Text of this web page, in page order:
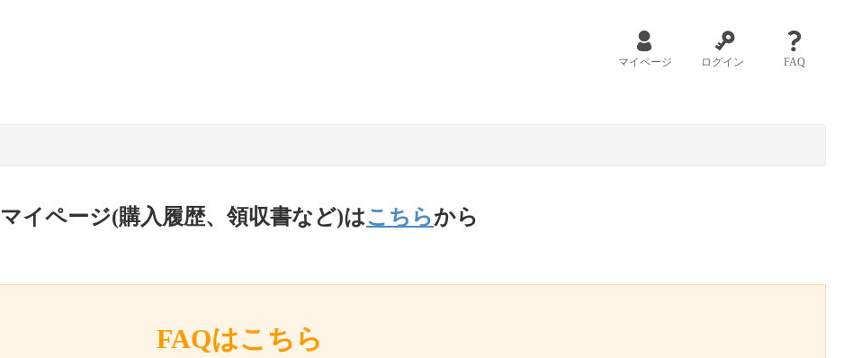
マイページ ログイン FAQ
マイページ(購入履歴、領収書など)はこちらから
FAQはこちら